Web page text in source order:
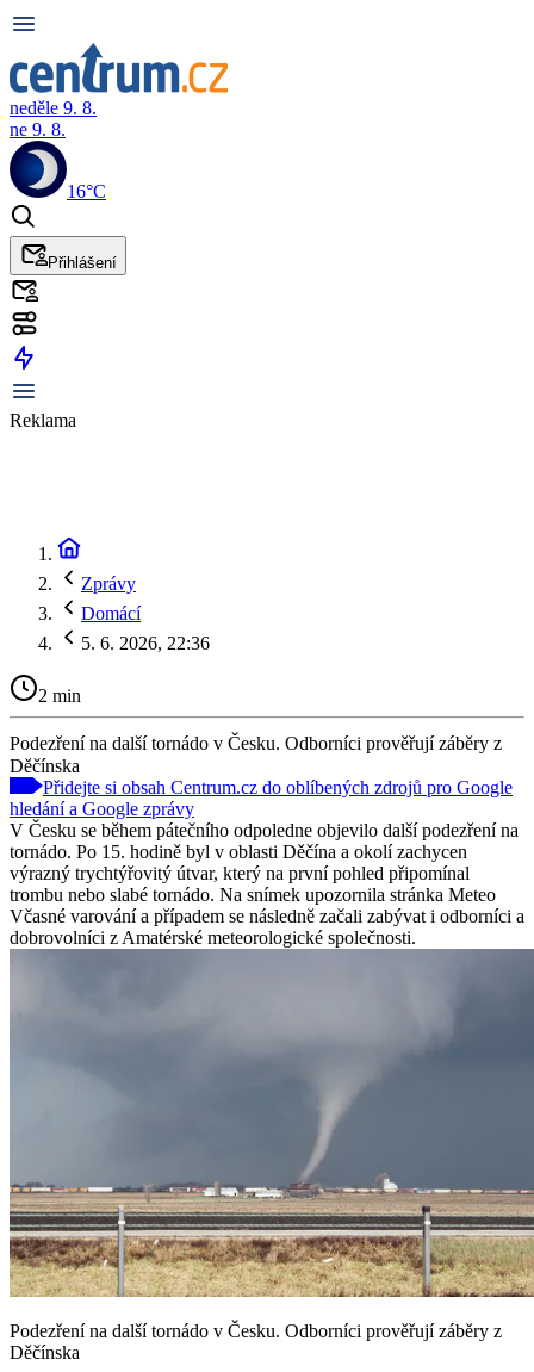
neděle 9. 8.
ne 9. 8.
16°C
Přihlášení
Reklama
Zprávy
Domácí
5. 6. 2026, 22:36
2 min
Podezření na další tornádo v Česku. Odborníci prověřují záběry z
Děčínska
Přidejte si obsah Centrum.cz do oblíbených zdrojů pro Google
hledání a Google zprávy
V Česku se během pátečního odpoledne objevilo další podezření na
tornádo. Po 15. hodině byl v oblasti Děčína a okolí zachycen
výrazný trychtýřovitý útvar, který na první pohled připomínal
trombu nebo slabé tornádo. Na snímek upozornila stránka Meteo
Včasné varování a případem se následně začali zabývat i odborníci a
dobrovolníci z Amatérské meteorologické společnosti.
Podezření na další tornádo v Česku. Odborníci prověřují záběry z
Děčínska